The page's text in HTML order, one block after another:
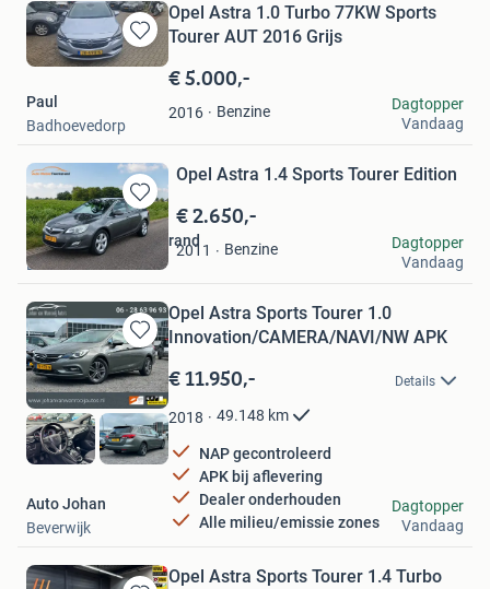
Bewaren
in
Favorieten
Opel Astra 1.0 Turbo 77KW Sports
Tourer AUT 2016 Grijs
€ 5.000,-
2016 Benzine
Paul
Badhoevedorp
Dagtopper
Vandaag
Bewaren
in
Mijn
Favorieten
Opel Astra 1.4 Sports Tourer Edition
€ 2.650,-
2011 Benzine
Auto-Mobiel Twenterand
Beerzerveld
Dagtopper
Vandaag
Bewaren
in
Mijn
Favorieten
Opel Astra Sports Tourer 1.0
Innovation/CAMERA/NAVI/NW APK
€ 11.950,- Details
2018 49.148 km
NAP gecontroleerd
APK bij aflevering
Dealer onderhouden
Alle milieu/emissie zones
Auto Johan
Beverwijk
Dagtopper
Vandaag
Opel Astra Sports Tourer 1.4 Turbo